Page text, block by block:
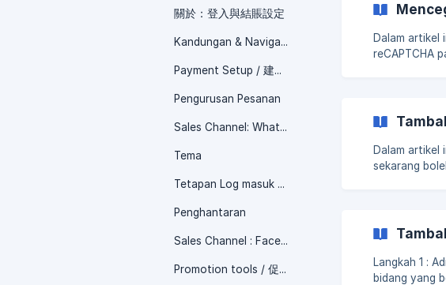
關於：登入與結賬設定
Kandungan & Navigasi
Payment Setup / 建立支付方式
Pengurusan Pesanan
Sales Channel: WhatsApp Order Form / 销售渠道 : WhatsApp
Tema
Tetapan Log masuk & Checkout
Penghantaran
Sales Channel : Facebook Live / 销售渠道 : Facebook 直播
Promotion tools / 促销工具
Dalam artikel ini: Pengenalan Dapatkan kunci halaman
reCAPTCHA pada
tindakan
Dalam artikel ini : a. Eksport Pelanggan b. Import Pelanggan
sekarang boleh
Langkah 1 :
bidang yang berkenaan.